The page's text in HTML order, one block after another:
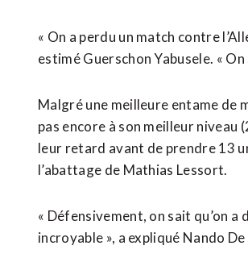
« On a perdu un match contre
estimé Guerschon Yabusele. «
Malgré une meilleure entame de
pas encore à son meilleur
leur retard avant de prendre 13
l’abattage de Mathias Lessort.
« Défensivement, on sait qu’on a
incroyable », a expliqué Nando